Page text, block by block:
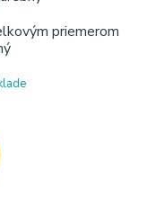
priemerom